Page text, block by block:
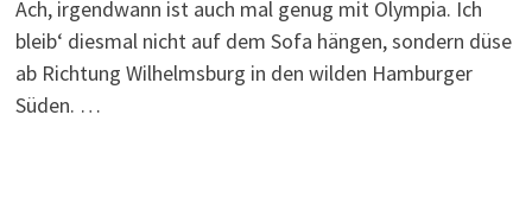
Ach, irgendwann ist auch mal genug mit Olympia. Ich
bleib‘ diesmal nicht auf dem Sofa hängen, sondern düse
ab Richtung Wilhelmsburg in den wilden Hamburger
Süden. …